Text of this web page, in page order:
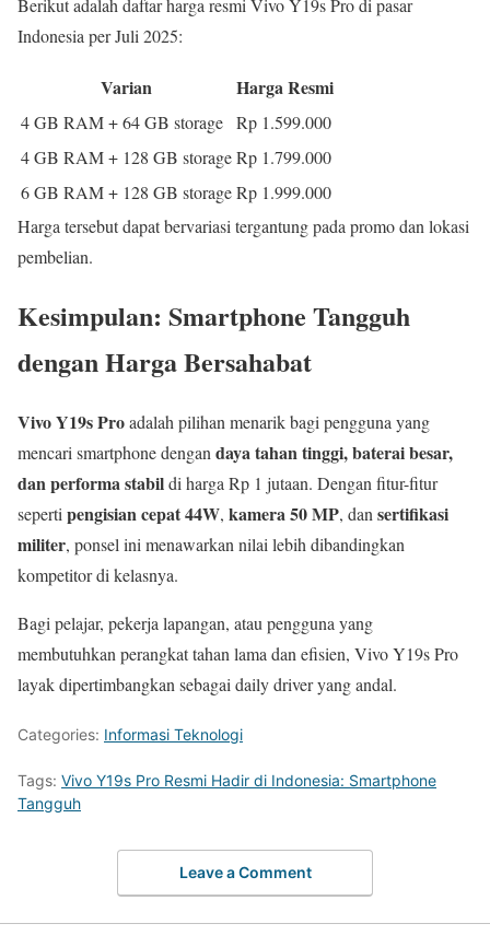
Indonesia per Juli 2025:
Varian Harga Resmi
4 GB RAM + 64 GB storage Rp 1.599.000
4 GB RAM + 128 GB storageRp 1.799.000
6 GB RAM + 128 GB storageRp 1.999.000
Harga tersebut dapat bervariasi tergantung pada promo dan lokasi
pembelian.
Kesimpulan: Smartphone Tangguh
dengan Harga Bersahabat
Vivo Y19s Proadalah pilihan menarik bagi pengguna yang
mencari smartphone dengandaya tahan tinggi, baterai besar,
dan performa stabildi harga Rp 1 jutaan. Dengan fitur-fitur
sepertipengisian cepat 44W, kamera 50 MP, dansertifikasi
militer, ponsel ini menawarkan nilai lebih dibandingkan
kompetitor di kelasnya.
Bagi pelajar, pekerja lapangan, atau pengguna yang
membutuhkan perangkat tahan lama dan efisien, Vivo Y19s Pro
layak dipertimbangkan sebagai daily driver yang andal.
Categories: Informasi Teknologi
Tags: Vivo Y19s Pro Resmi Hadir di Indonesia: Smartphone
Tangguh
Leave a Comment